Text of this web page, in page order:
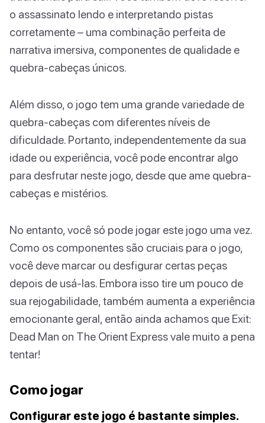
o assassinato lendo e interpretando pistas
corretamente – uma combinação perfeita de
narrativa imersiva, componentes de qualidade e
quebra-cabeças únicos.
Além disso, o jogo tem uma grande variedade de
quebra-cabeças com diferentes níveis de
dificuldade. Portanto, independentemente da sua
idade ou experiência, você pode encontrar algo
para desfrutar neste jogo, desde que ame quebra-
cabeças e mistérios.
No entanto, você só pode jogar este jogo uma vez.
Como os componentes são cruciais para o jogo,
você deve marcar ou desfigurar certas peças
depois de usá-las. Embora isso tire um pouco de
sua rejogabilidade, também aumenta a experiência
emocionante geral, então ainda achamos que Exit:
Dead Man on The Orient Express vale muito a pena
tentar!
Como jogar
Configurar este jogo é bastante simples.